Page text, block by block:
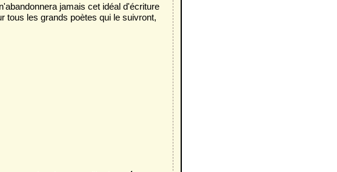
jamais cet idéal d'écriture
tous les grands poètes qui le suivront,